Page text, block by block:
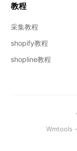
教程
采集教程
shopify教程
shopline教程
Wmtools